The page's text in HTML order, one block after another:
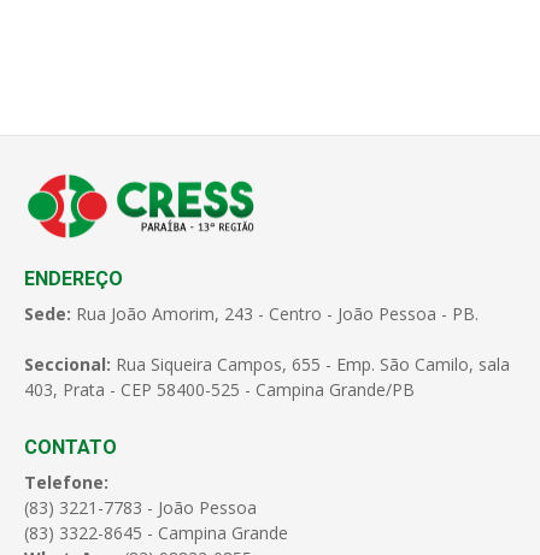
ENDEREÇO
Sede: Rua João Amorim, 243 - Centro - João Pessoa - PB.
Seccional: Rua Siqueira Campos, 655 - Emp. São Camilo, sala
403, Prata - CEP 58400-525 - Campina Grande/PB
CONTATO
Telefone:
(83) 3221-7783 - João Pessoa
(83) 3322-8645 - Campina Grande